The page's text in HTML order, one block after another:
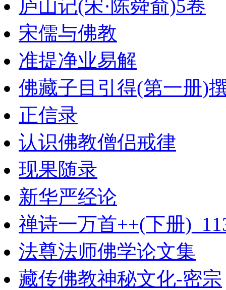
庐山记(宋·陈舜俞)5卷
宋儒与佛教
准提净业易解
佛藏子目引得(第一册)
正信录
认识佛教僧侣戒律
现果随录
新华严经论
禅诗一万首++(下册
法尊法师佛学论文集
藏传佛教神秘文化-密宗